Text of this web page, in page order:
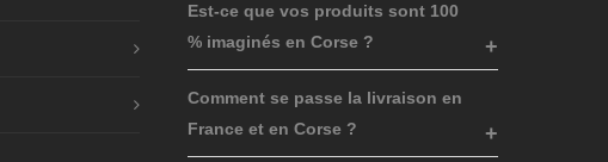
Est-ce que vos produits sont 100
% imaginés en Corse ?
Comment se passe la livraison en
France et en Corse ?